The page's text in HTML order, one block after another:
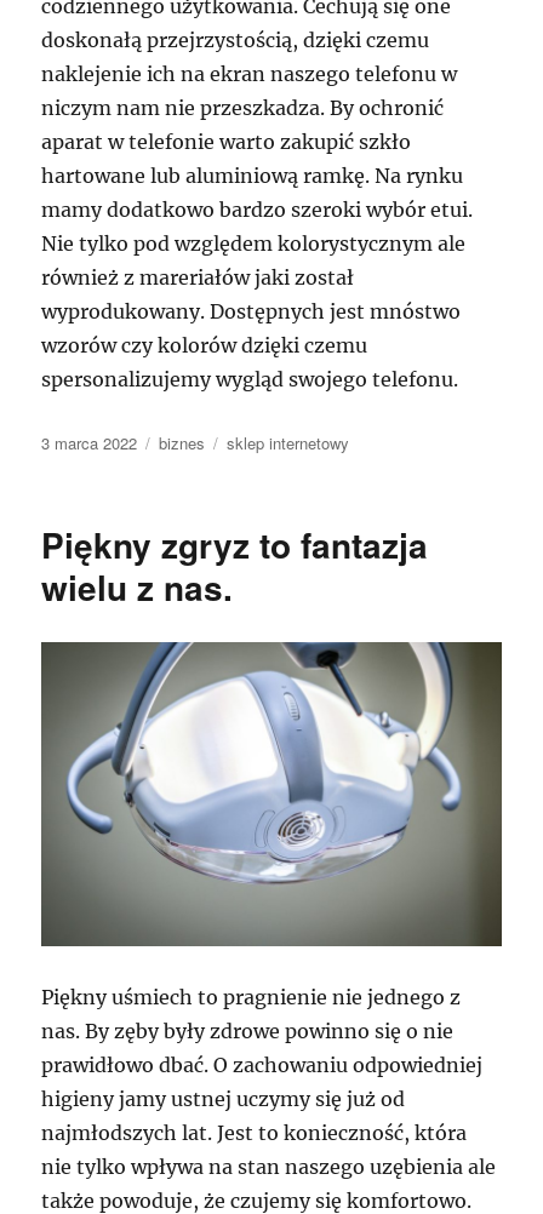
codziennego użytkowania. Cechują się one
doskonałą przejrzystością, dzięki czemu
naklejenie ich na ekran naszego telefonu w
niczym nam nie przeszkadza. By ochronić
aparat w telefonie warto zakupić szkło
hartowane lub aluminiową ramkę. Na rynku
mamy dodatkowo bardzo szeroki wybór etui.
Nie tylko pod względem kolorystycznym ale
również z mareriałów jaki został
wyprodukowany. Dostępnych jest mnóstwo
wzorów czy kolorów dzięki czemu
spersonalizujemy wygląd swojego telefonu.
Data
3 marca 2022 Kategorie
biznes Tagi
sklep internetowy
Piękny zgryz to fantazja
wielu z nas.
Piękny uśmiech to pragnienie nie jednego z
nas. By zęby były zdrowe powinno się o nie
prawidłowo dbać. O zachowaniu odpowiedniej
higieny jamy ustnej uczymy się już od
najmłodszych lat. Jest to konieczność, która
nie tylko wpływa na stan naszego uzębienia ale
także powoduje, że czujemy się komfortowo.